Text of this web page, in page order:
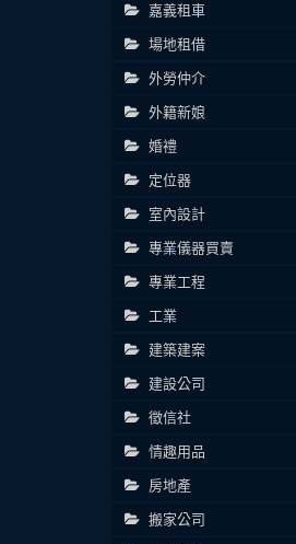
嘉義租車
場地租借
外勞仲介
外籍新娘
婚禮
定位器
室內設計
專業儀器買賣
專業工程
工業
建築建案
建設公司
徵信社
情趣用品
房地產
搬家公司